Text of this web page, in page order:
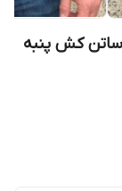
ساتن کش پنبه